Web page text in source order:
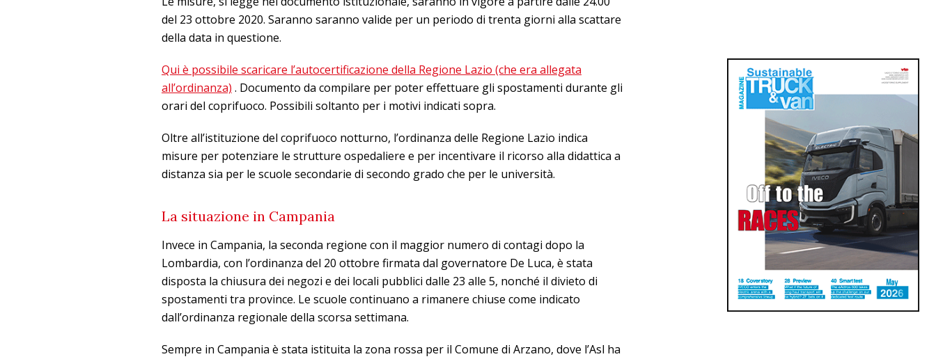
del 23 ottobre 2020. Saranno saranno valide per un periodo di trenta giorni alla scattare
della data in questione.
Qui è possibile scaricare l’autocertificazione della Regione Lazio (che era allegata
all’ordinanza) . Documento da compilare per poter effettuare gli spostamenti durante gli
orari del coprifuoco. Possibili soltanto per i motivi indicati sopra.
Oltre all’istituzione del coprifuoco notturno, l’ordinanza delle Regione Lazio indica
misure per potenziare le strutture ospedaliere e per incentivare il ricorso alla didattica a
distanza sia per le scuole secondarie di secondo grado che per le università.
La situazione in Campania
Invece in Campania, la seconda regione con il maggior numero di contagi dopo la
Lombardia, con l’ordinanza del 20 ottobre firmata dal governatore De Luca, è stata
disposta la chiusura dei negozi e dei locali pubblici dalle 23 alle 5, nonché il divieto di
spostamenti tra province. Le scuole continuano a rimanere chiuse come indicato
dall’ordinanza regionale della scorsa settimana.
Sempre in Campania è stata istituita la zona rossa per il Comune di Arzano, dove l’Asl ha